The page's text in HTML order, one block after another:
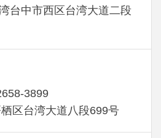
台中市西区台湾大道二段
3899
区台湾大道八段699号